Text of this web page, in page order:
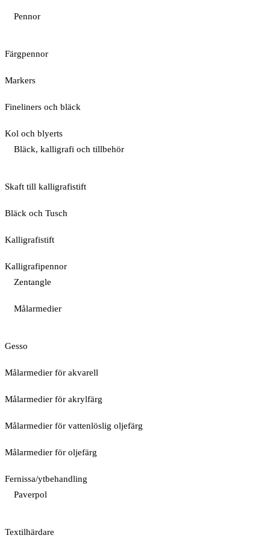
Pennor
Färgpennor
Markers
Fineliners och bläck
Kol och blyerts
Bläck, kalligrafi och tillbehör
Skaft till kalligrafistift
Bläck och Tusch
Kalligrafistift
Kalligrafipennor
Zentangle
Målarmedier
Gesso
Målarmedier för akvarell
Målarmedier för akrylfärg
Målarmedier för vattenlöslig oljefärg
Målarmedier för oljefärg
Fernissa/ytbehandling
Paverpol
Textilhärdare